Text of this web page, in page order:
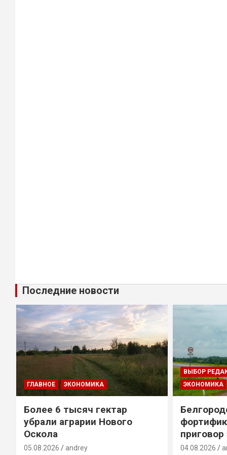
Последние новости
ГЛАВНОЕ ЭКОНОМИКА
Более 6 тысяч гектар
убрали аграрии Нового
Оскола
05.08.2026 andrey
ВЫБОР
ЭКОНОМИКА
04.08.2026